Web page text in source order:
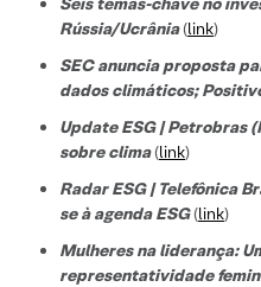
Rússia/Ucrânia(link)
SEC anuncia proposta
dados climáticos;
Update ESG | Petrobras
sobre clima(link)
Radar ESG | Telefônica
se à agenda ESG(link)
Mulheres na liderança:
representatividade